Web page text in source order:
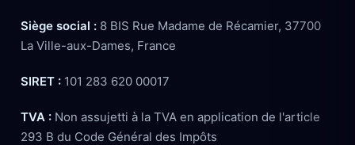
Siège social : 8 BIS Rue Madame de Récamier, 37700
La Ville-aux-Dames, France
SIRET : 101 283 620 00017
TVA : Non assujetti à la TVA en application de l'article
293 B du Code Général des Impôts